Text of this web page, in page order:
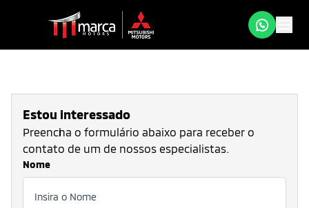
Estou interessado
Preencha o formulário abaixo para receber o
contato de um de nossos especialistas.
Nome